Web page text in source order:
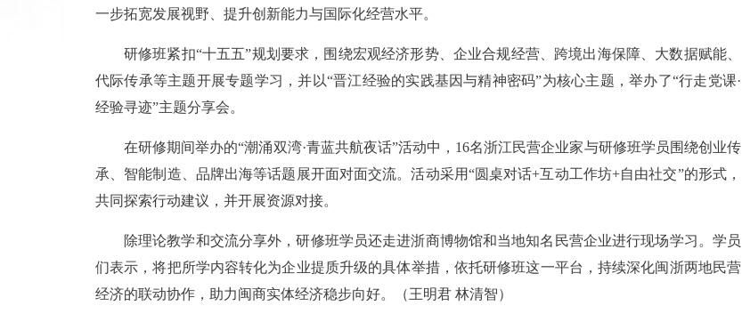
一步拓宽发展视野、提升创新能力与国际化经营水平。
研修班紧扣“十五五”规划要求，围绕宏观经济形势、企业合规经营、跨境出海保障、大数据赋能、
代际传承等主题开展专题学习，并以“晋江经验的实践基因与精神密码”为核心主题，举办了“行走党课·
经验寻迹”主题分享会。
在研修期间举办的“潮涌双湾·青蓝共航夜话”活动中，16名浙江民营企业家与研修班学员围绕创业传
承、智能制造、品牌出海等话题展开面对面交流。活动采用“圆桌对话+互动工作坊+自由社交”的形式，
共同探索行动建议，并开展资源对接。
除理论教学和交流分享外，研修班学员还走进浙商博物馆和当地知名民营企业进行现场学习。学员
们表示，将把所学内容转化为企业提质升级的具体举措，依托研修班这一平台，持续深化闽浙两地民营
经济的联动协作，助力闽商实体经济稳步向好。（王明君 林清智）